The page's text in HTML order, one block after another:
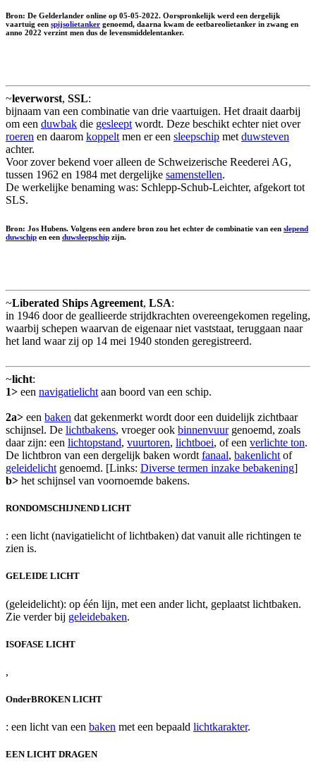
Bron: De Gelderlander online op 05-05-2022. Oorspronkelijk werd een dergelijk
vaartuig een spijsolietanker genoemd, daarna kwam de eetbareolietanker in zwang en
anno 2022 verzint men dus de levensmiddelentanker.
~leverworst, SSL:
bijnaam van een combinatie van drie vaartuigen. Het draait daarbij
om een duwbak die gesleept wordt. Deze beschikt echter niet over
roeren en daarom koppelt men er een sleepschip met duwsteven
achter.
Voor zover bekend voer alleen de Schweizerische Reederei AG,
tussen 1962 en 1984 met dergelijke samenstellen.
De werkelijke benaming was: Schlepp-Schub-Leichter, afgekort tot
SLS.
Bron: Jos Hubens. Volgens een andere bron zou het echter de combinatie van een slepend
duwschip en een duwsleepschip zijn.
~Liberated Ships Agreement, LSA:
in 1946 door de geallieerde strijdkrachten overeengekomen regeling,
waarbij schepen waarvan de eigenaar niet vaststaat, teruggaan naar
het land waar zij op 14 mei 1940 stonden geregistreerd.
~licht:
1> een navigatielicht aan boord van een schip.
2a> een baken dat gekenmerkt wordt door een duidelijk zichtbaar
schijnsel. De lichtbakens, vroeger ook binnenvuurgenoemd, zoals
daar zijn: een lichtopstand, vuurtoren, lichtboei, of een verlichte ton.
De lichtbron van een dergelijk baken wordt fanaal, bakenlicht of
geleidelicht genoemd. [Links: Diverse termen inzake bebakening]
b> het schijnsel van voornoemde bakens.
RONDOMSCHIJNEND LICHT
: een licht (navigatielicht of lichtbaken) dat vanuit alle richtingen te
zien is.
GELEIDE LICHT
(geleidelicht): op één lijn, met een ander licht, geplaatst lichtbaken.
Zie verder bij geleidebaken.
ISOFASE LICHT
,
OnderBROKEN LICHT
: een licht van een baken met een bepaald lichtkarakter.
EEN LICHT DRAGEN